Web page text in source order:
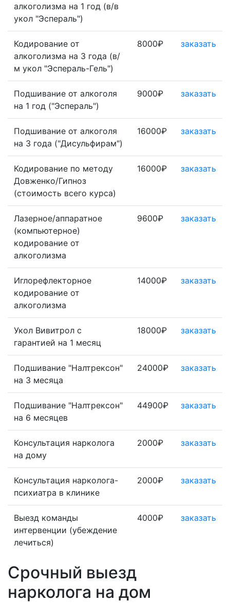
алкоголизма на 1 год (в/в
укол "Эспераль")
Кодирование от
алкоголизма на 3 года (в/
м укол "Эспераль-Гель")
8000₽ заказать
Подшивание от алкоголя
на 1 год ("Эспераль")
9000₽ заказать
Подшивание от алкоголя
на 3 года ("Дисульфирам")
16000₽ заказать
Кодирование по методу
Довженко/Гипноз
(стоимость всего курса)
16000₽ заказать
Лазерное/аппаратное
(компьютерное)
кодирование от
алкоголизма
9600₽ заказать
Иглорефлекторное
кодирование от
алкоголизма
14000₽ заказать
Укол Вивитрол с
гарантией на 1 месяц
18000₽ заказать
Подшивание "Налтрексон"
на 3 месяца
24000₽ заказать
Подшивание "Налтрексон"
на 6 месяцев
44900₽ заказать
Консультация нарколога
на дому
2000₽ заказать
Консультация нарколога-
психиатра в клинике
2000₽ заказать
Выезд команды
интервенции (убеждение
лечиться)
4000₽ заказать
Срочный выезд
нарколога на дом